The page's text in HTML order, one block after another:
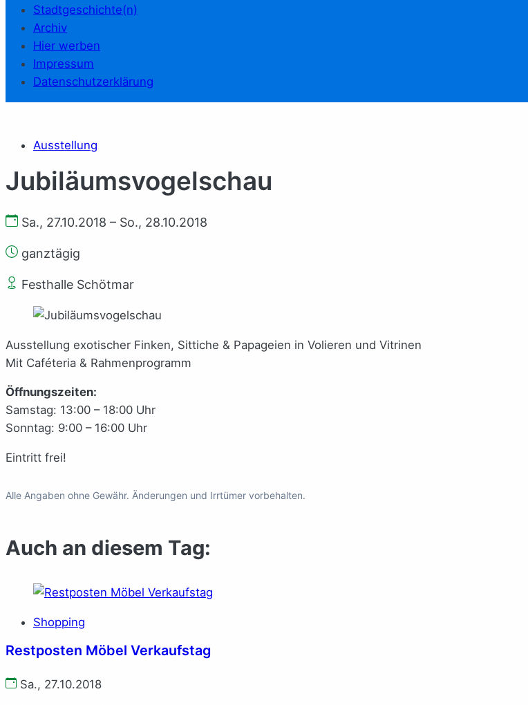
Stadtgeschichte(n)
Archiv
Hier werben
Impressum
Datenschutzerklärung
Ausstellung
Jubiläumsvogelschau
Sa., 27.10.2018 – So., 28.10.2018
ganztägig
Festhalle Schötmar
Ausstellung exotischer Finken, Sittiche & Papageien in Volieren und Vitrinen
Mit Caféteria & Rahmenprogramm
Öffnungszeiten:
Samstag: 13:00 – 18:00 Uhr
Sonntag: 9:00 – 16:00 Uhr
Eintritt frei!
Alle Angaben ohne Gewähr. Änderungen und Irrtümer vorbehalten.
Auch an diesem Tag:
Shopping
Restposten Möbel Verkaufstag
Sa., 27.10.2018